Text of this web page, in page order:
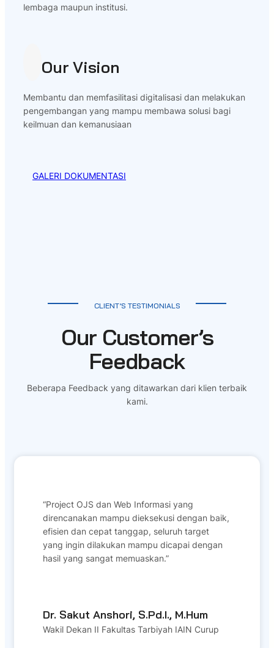
lembaga maupun institusi.
Our Vision
Membantu dan memfasilitasi digitalisasi dan melakukan
pengembangan yang mampu membawa solusi bagi
keilmuan dan kemanusiaan
GALERI DOKUMENTASI
CLIENT’S TESTIMONIALS
Our Customer’s
Feedback
Beberapa Feedback yang ditawarkan dari klien terbaik
kami.
“Project OJS dan Web Informasi yang
direncanakan mampu dieksekusi dengan baik,
efisien dan cepat tanggap, seluruh target
yang ingin dilakukan mampu dicapai dengan
hasil yang sangat memuaskan.”
Dr. Sakut Anshori, S.Pd.I., M.Hum
Wakil Dekan II Fakultas Tarbiyah IAIN Curup